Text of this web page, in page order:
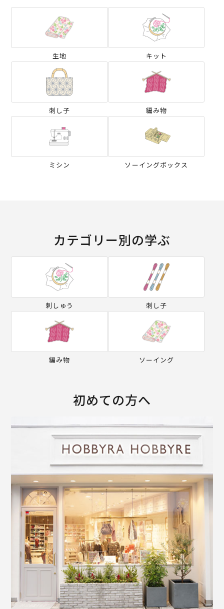
生地 キット
刺し子 編み物
ミシン ソーイングボックス
カテゴリー別の学ぶ
刺しゅう 刺し子
編み物 ソーイング
初めての方へ